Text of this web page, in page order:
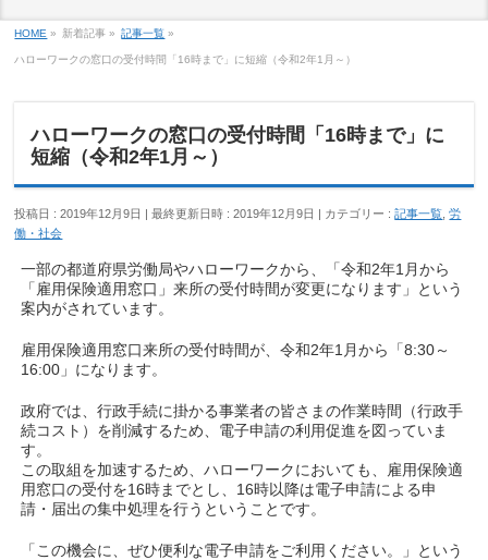
HOME » 新着記事 » 記事一覧 »
ハローワークの窓口の受付時間「16時まで」に短縮（令和2年1月～）
ハローワークの窓口の受付時間「16時まで」に
短縮（令和2年1月～）
投稿日 : 2019年12月9日 最終更新日時 : 2019年12月9日 カテゴリー :記事一覧 ,労
働・社会
一部の都道府県労働局やハローワークから、「令和2年1月から
「雇用保険適用窓口」来所の受付時間が変更になります」という
案内がされています。
雇用保険適用窓口来所の受付時間が、令和2年1月から「8:30～
16:00」になります。
政府では、行政手続に掛かる事業者の皆さまの作業時間（行政手
続コスト）を削減するため、電子申請の利用促進を図っていま
す。
この取組を加速するため、ハローワークにおいても、雇用保険適
用窓口の受付を16時までとし、16時以降は電子申請による申
請・届出の集中処理を行うということです。
「この機会に、ぜひ便利な電子申請をご利用ください。」という